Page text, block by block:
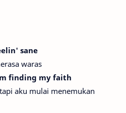
sane
waras
finding my faith
aku mulai menemukan